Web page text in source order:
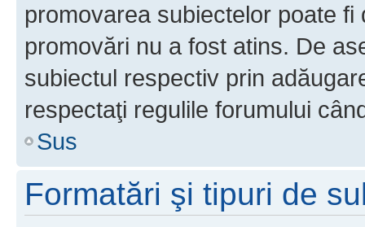
promovarea subiectelor poate
promovări nu a fost atins. De
subiectul respectiv prin
respectaţi regulile forumului
Sus
Formatări şi tipuri de